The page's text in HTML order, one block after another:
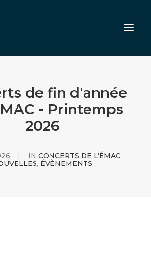
de fin d'année
- Printemps
2026
| INCONCERTS DE L’ÉMAC,
, ÉVÈNEMENTS